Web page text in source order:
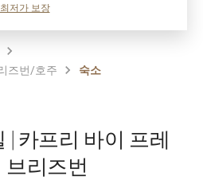
최저가 보장
즈번/호주
숙소
| 카프리 바이 프레
브리즈번